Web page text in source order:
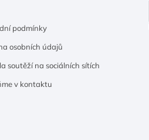
podmínky
osobních údajů
soutěží na sociálních sítích
v kontaktu